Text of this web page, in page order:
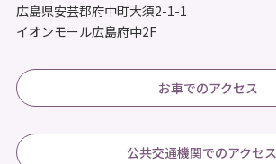
広島県安芸郡府中町大須2-1-1
イオンモール広島府中2F
お車でのアクセス
公共交通機関でのアクセス